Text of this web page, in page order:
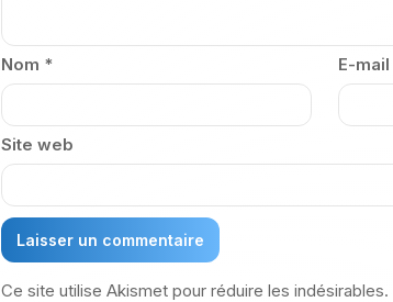
Nom * E-mail
Site web
Ce site utilise Akismet pour réduire les indésirables.